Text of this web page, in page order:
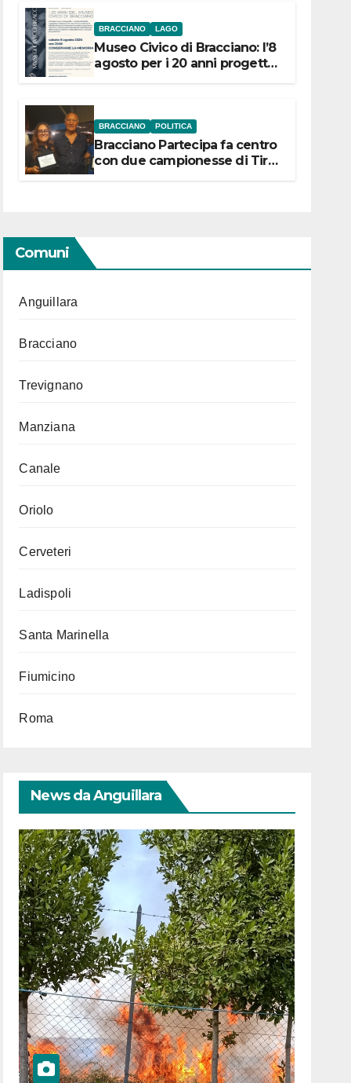
BRACCIANO LAGO
Museo Civico di Bracciano: l’8
agosto per i 20 anni progetto
BRACCIANO POLITICA
Bracciano Partecipa fa centro
con due campionesse di Tiro
Comuni
Anguillara
Bracciano
Trevignano
Manziana
Canale
Oriolo
Cerveteri
Ladispoli
Santa Marinella
Fiumicino
Roma
News da Anguillara